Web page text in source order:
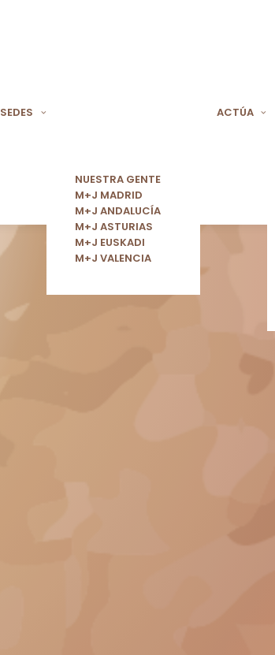
SEDES
NUESTRA GENTE
M+J MADRID
M+J ANDALUCÍA
M+J ASTURIAS
M+J EUSKADI
M+J VALENCIA
ACTÚA